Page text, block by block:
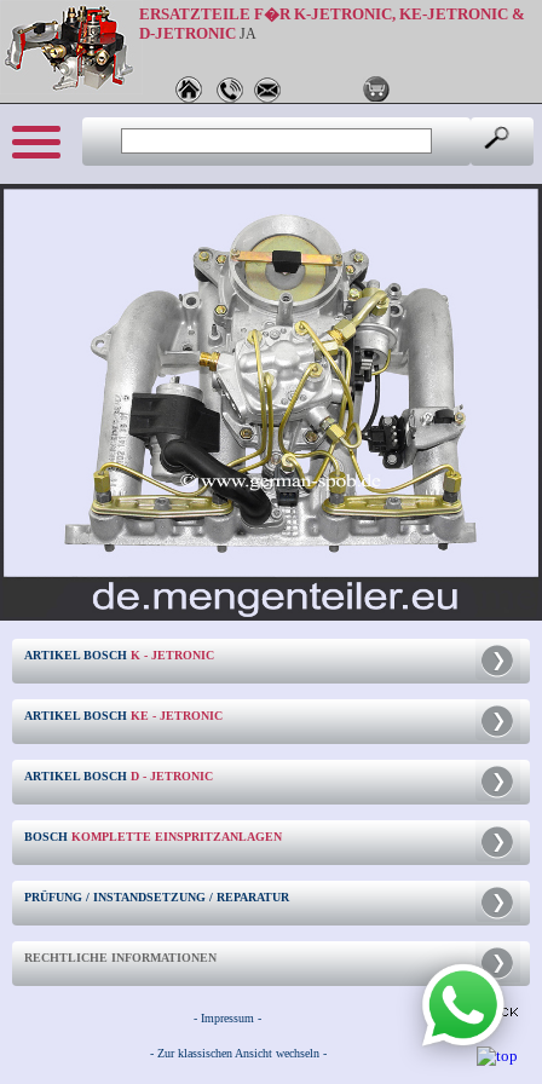
ERSATZTEILE F�R K-JETRONIC, KE-JETRONIC &
D-JETRONIC JA
ARTIKEL BOSCH K - JETRONIC
ARTIKEL BOSCH KE - JETRONIC
ARTIKEL BOSCH D - JETRONIC
BOSCH KOMPLETTE EINSPRITZANLAGEN
PRÜFUNG / INSTANDSETZUNG / REPARATUR
RECHTLICHE INFORMATIONEN
- Impressum -
- Zur klassischen Ansicht wechseln -